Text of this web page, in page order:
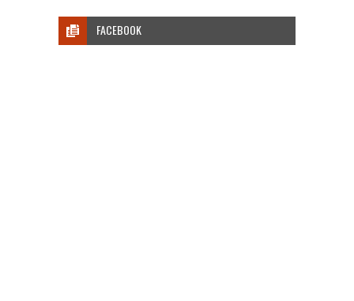
FACEBOOK